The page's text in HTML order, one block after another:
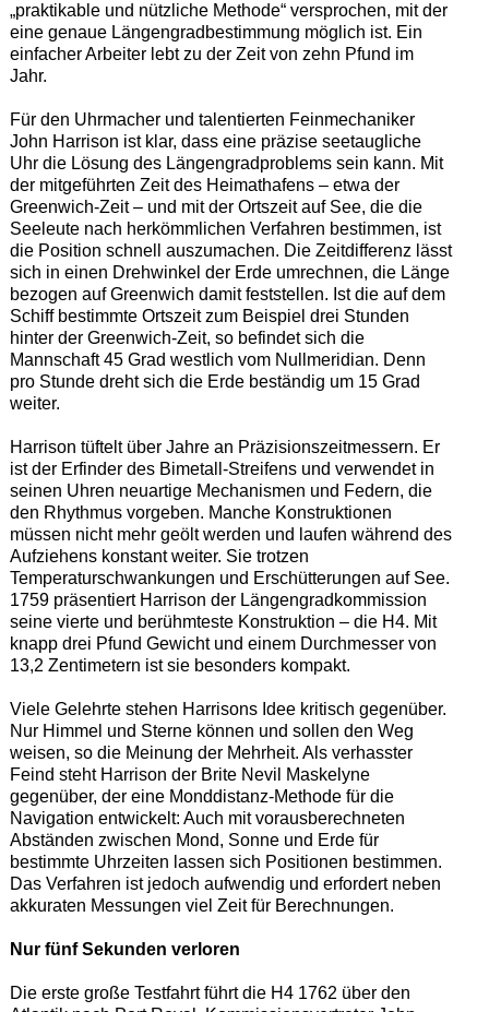
„praktikable und nützliche Methode“ versprochen, mit der
eine genaue Längengradbestimmung möglich ist. Ein
einfacher Arbeiter lebt zu der Zeit von zehn Pfund im
Jahr.
Für den Uhrmacher und talentierten Feinmechaniker
John Harrison ist klar, dass eine präzise seetaugliche
Uhr die Lösung des Längengradproblems sein kann. Mit
der mitgeführten Zeit des Heimathafens – etwa der
Greenwich-Zeit – und mit der Ortszeit auf See, die die
Seeleute nach herkömmlichen Verfahren bestimmen, ist
die Position schnell auszumachen. Die Zeitdifferenz lässt
sich in einen Drehwinkel der Erde umrechnen, die Länge
bezogen auf Greenwich damit feststellen. Ist die auf dem
Schiff bestimmte Ortszeit zum Beispiel drei Stunden
hinter der Greenwich-Zeit, so befindet sich die
Mannschaft 45 Grad westlich vom Nullmeridian. Denn
pro Stunde dreht sich die Erde beständig um 15 Grad
weiter.
Harrison tüftelt über Jahre an Präzisionszeitmessern. Er
ist der Erfinder des Bimetall-Streifens und verwendet in
seinen Uhren neuartige Mechanismen und Federn, die
den Rhythmus vorgeben. Manche Konstruktionen
müssen nicht mehr geölt werden und laufen während des
Aufziehens konstant weiter. Sie trotzen
Temperaturschwankungen und Erschütterungen auf See.
1759 präsentiert Harrison der Längengradkommission
seine vierte und berühmteste Konstruktion – die H4. Mit
knapp drei Pfund Gewicht und einem Durchmesser von
13,2 Zentimetern ist sie besonders kompakt.
Viele Gelehrte stehen Harrisons Idee kritisch gegenüber.
Nur Himmel und Sterne können und sollen den Weg
weisen, so die Meinung der Mehrheit. Als verhasster
Feind steht Harrison der Brite Nevil Maskelyne
gegenüber, der eine Monddistanz-Methode für die
Navigation entwickelt: Auch mit vorausberechneten
Abständen zwischen Mond, Sonne und Erde für
bestimmte Uhrzeiten lassen sich Positionen bestimmen.
Das Verfahren ist jedoch aufwendig und erfordert neben
akkuraten Messungen viel Zeit für Berechnungen.
Nur fünf Sekunden verloren
Die erste große Testfahrt führt die H4 1762 über den